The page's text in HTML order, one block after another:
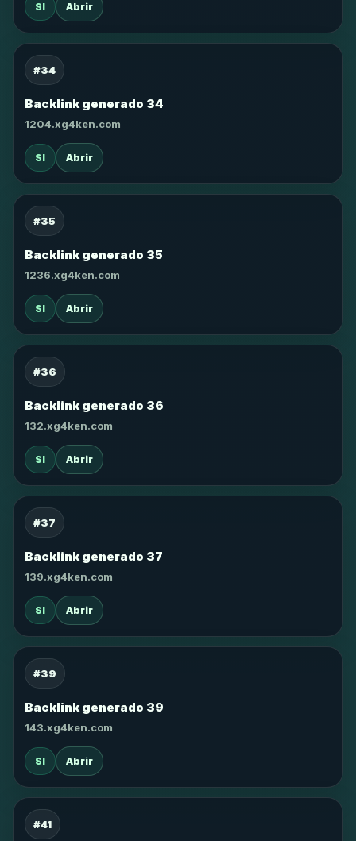
SI Abrir
#34
Backlink generado 34
1204.xg4ken.com
SI Abrir
#35
Backlink generado 35
1236.xg4ken.com
SI Abrir
#36
Backlink generado 36
132.xg4ken.com
SI Abrir
#37
Backlink generado 37
139.xg4ken.com
SI Abrir
#39
Backlink generado 39
143.xg4ken.com
SI Abrir
#41